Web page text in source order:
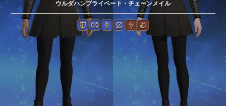
ウルダハンプライベート・チェーンメイル